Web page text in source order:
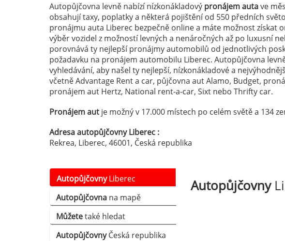
Autopůjčovna levně nabízí nízkonákladový pronájem autave
obsahují taxy, poplatky a některá pojištění od 550 předních
pronájmu auta Liberec bezpečně online a máte možnost získat
výběr vozidel z možností levných a nenáročných až po luxusní
porovnává ty nejlepší pronájmy automobilů od jednotlivých
požadavku na pronájem automobilu Liberec. Autopůjčovna
vyhledávání, aby našel ty nejlepší, nízkonákladové a
včetně Advantage Rent a car, půjčovna aut Alamo, Budget,
pronájem aut Hertz, National rent-a-car, Sixt nebo Thrifty car.
Pronájem aut je možný v 17.000 místech po celém světě a 134
Adresa autopůjčovny Liberec :
Rekrea, Liberec, 46001, Česká republika
AutopůjčovnyLiberec
Autopůjčovna na mapě
Můžetetaké hledat
AutopůjčovnyČeská republika
Autopůjčovny